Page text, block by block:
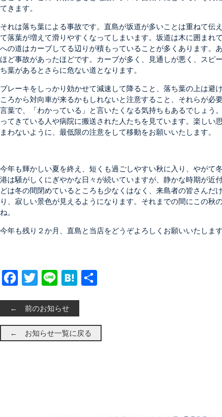
てきます。
それは落ち葉による事故です。直島が坂道が多いことは重ねて伝
て落葉が増えて滑りやすくなってしまいます。坂道は木に囲まれ
への道はカーブしてる辺りが積もっていることが多くあります。
ほど事故があったほどです。カーブが多く、見通しが悪く、スピ
ち葉があるとさらに危ない道となります。
ブレーキをしっかり効かせて減速して降ること、落ち葉の上は避
ころから対向車が来るかもしれないと注意すること、それらが必
言葉で、「わかっている」と言いたくなる気持ちもあるでしょう
ってきている人や病院に搬送された人たちを見ています。楽しい
まわないように、最低限の注意をして移動をお願いいたします。
今年も輝かしい夏を終え、短くも過ごしやすい秋に入り、やがて
港は騒がしくにぎやかな日々が続いていますが、静かな時期が近
どは冬の間閉めているところも少なくはなく、来島者の皆さんだ
り、寂しい景色が見えるようになります。それまでの間にこの秋
ね。
今年も残り２か月、直島と当店をどうぞよろしくお願いいたしま
Facebook
Twitter Line Hatena
← 前のお知らせ
← お知らせ一覧に戻る